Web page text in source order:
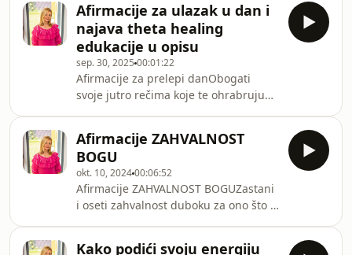
kako bi proširio ljubav i razumevanje
u vašem odnosu sa majkom. Isceljenje
ovog ključnog odnosa može doneti
neizmerne koristi, uključujući
unapređenje emotivne stabilnosti,
povećanje samopouzdanja i otvaranje
puta ka dubljem unutrašnjem miru.
Pridruži
Afirmacije za ulazak u dan i
najava theta healing
edukacije u opisu
sep. 30, 2025 00:01:22
Afirmacije za prelepi danObogati
svoje jutro rečima koje te ohrabruju
edukacije biće održana 17.-19.10.
Prijave i više informacija možete
dobiti na mail
zivkovic.tanja@gmail.com
Afirmacije ZAHVALNOST
BOGU
okt. 10, 202400:06:52
Afirmacije ZAHVALNOST BOGUZastani
i oseti zahvalnost duboku za ono što si
Kako podići svoju energiju